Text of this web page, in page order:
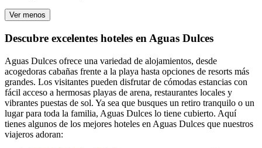
Ver menos
Descubre excelentes hoteles en Aguas Dulces
Aguas Dulces ofrece una variedad de alojamientos, desde
acogedoras cabañas frente a la playa hasta opciones de resorts más
grandes. Los visitantes pueden disfrutar de cómodas estancias con
fácil acceso a hermosas playas de arena, restaurantes locales y
vibrantes puestas de sol. Ya sea que busques un retiro tranquilo o un
lugar para toda la familia, Aguas Dulces lo tiene cubierto. Aquí
tienes algunos de los mejores hoteles en Aguas Dulces que nuestros
viajeros adoran: